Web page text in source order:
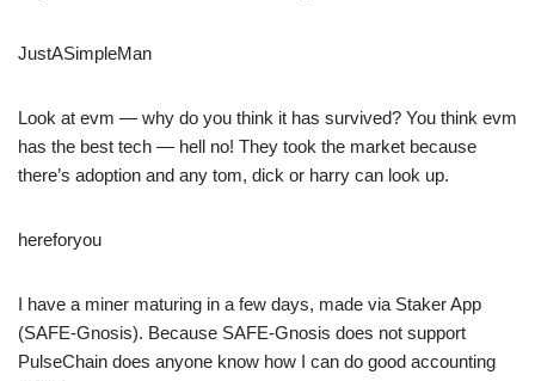
JustASimpleMan
Look at evm — why do you think it has survived? You think evm
has the best tech — hell no! They took the market because
there’s adoption and any tom, dick or harry can look up.
hereforyou
I have a miner maturing in a few days, made via Staker App
(SAFE-Gnosis). Because SAFE-Gnosis does not support
PulseChain does anyone know how I can do good accounting